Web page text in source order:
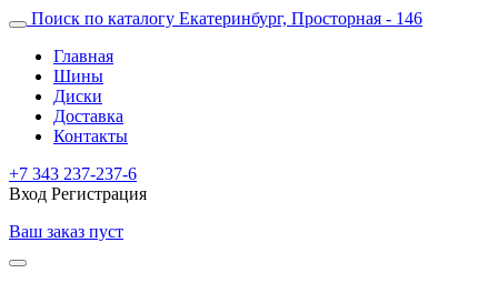
Поиск по каталогу Екатеринбург, Просторная - 146
Главная
Шины
Диски
Доставка
Контакты
+7 343 237-237-6
Вход Регистрация
Ваш заказ пуст